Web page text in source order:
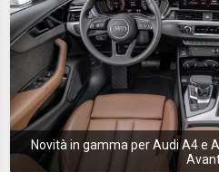
Novità in gamma per Audi A4 e